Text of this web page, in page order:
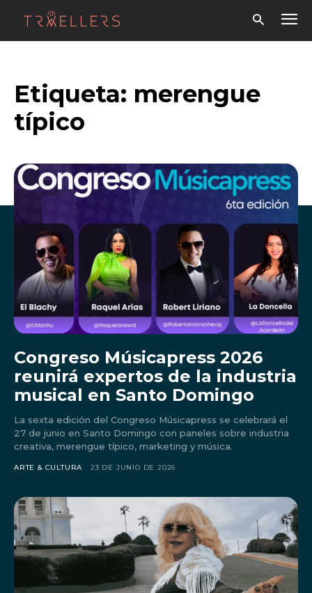
Etiqueta: merengue
típico
Congreso Músicapress 2026
reunirá expertos de la industria
musical en Santo Domingo
La sexta edición del Congreso Músicapress se celebrará el
27 de junio en Santo Domingo con paneles sobre industria
creativa, merengue típico, marketing y música.
ARTE & CULTURA 23 DE JUNIO DE 2026